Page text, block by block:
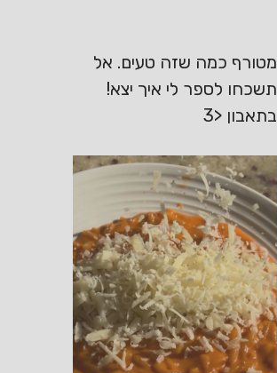
מטורף כמה שזה טעים. אל
תשכחו לספר לי איך יצא!
בתאבון <3